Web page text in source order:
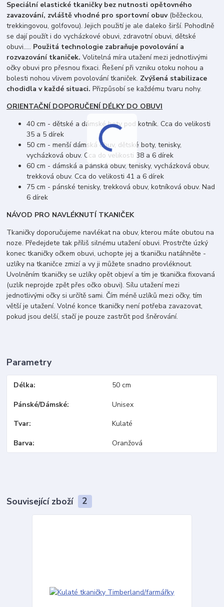
Speciální elastické tkaničky bez nutnosti opětovného
zavazování, zvláště vhodné pro sportovní obuv(běžeckou,
trekkingovou, golfovou). Jejich použití je ale daleko širší. Pohodlně
se dají použít i do vycházkové obuvi, zdravotní obuvi, dětské
obuvi..... Použitá technologie zabraňuje povolování a
rozvazování tkaniček. Volitelná míra utažení mezi jednotlivými
očky obuvi pro přesnou fixaci. Řešení při vzniku otoku nohou a
bolesti nohou vlivem povolování tkaniček. Zvýšená stabilizace
chodidla v každé situaci. Přizpůsobí se každému tvaru nohy.
ORIENTAČNÍ DOPORUČENÍ DÉLKY DO OBUVI
40 cm - dětské a dámské boty pod kotník. Cca do velikosti
35 a 5 dírek
50 cm - menší dámská obuv, dětské boty, tenisky,
vycházková obuv. Cca do velikosti 38 a 6 dírek
60 cm - dámská a pánská obuv, tenisky, vycházková obuv,
trekková obuv. Cca do velikosti 41 a 6 dírek
75 cm - pánské tenisky, trekková obuv, kotníková obuv. Nad
6 dírek
NÁVOD PRO NAVLÉKNUTÍ TKANIČEK
Tkaničky doporučujeme navlékat na obuv, kterou máte obutou na
noze. Předejdete tak příliš silnému utažení obuvi. Prostrčte úzký
konec tkaničky očkem obuvi, uchopte jej a tkaničku natáhněte -
uzlíky na tkaničce zmizí a vy ji můžete snadno provléknout.
Uvolněním tkaničky se uzlíky opět objeví a tím je tkanička fixovaná
(uzlík neprojde zpět přes očko obuvi). Sílu utažení mezi
jednotlivými očky si určítě sami. Čím méně uzlíků mezi očky, tím
větší je utažení. Volné konce tkaničky není potřeba zavazovat,
pokud jsou delší, stačí je pouze zastrčit pod šněrování.
Parametry
Délka 50 cm
Pánské/Dámské Unisex
Tvar Kulaté
Barva Oranžová
Související zboží 2